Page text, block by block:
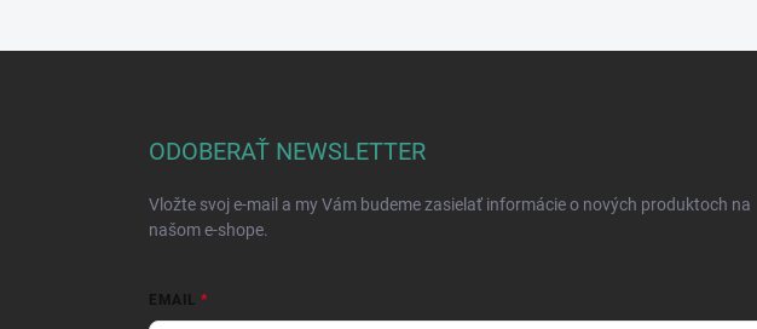
ODOBERAŤ NEWSLETTER
Vložte svoj e-mail a my Vám budeme zasielať informácie o nových produktoch na
našom e-shope.
EMAIL